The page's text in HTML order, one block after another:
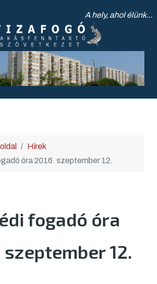
A hely, ahol élünk...
Hírek
óra 2016. szeptember 12.
fogadó óra
szeptember 12.